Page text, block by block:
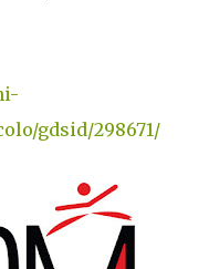
gdsid/298671/